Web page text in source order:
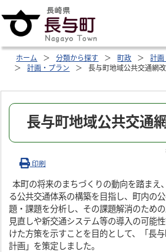
ホーム 分類から探す 町政
計画
計画・プラン
長与町地域公共交通網
長与町地域公共交通
印刷
本町の将来のまちづくりの動向を踏まえ
る公共交通体系の構築を目指し、町内の
題・課題を分析し、その課題解消のため
見直しや新交通システム等の導入の可能
けた方策を示すことを目的として、「長
計画」を策定しました。